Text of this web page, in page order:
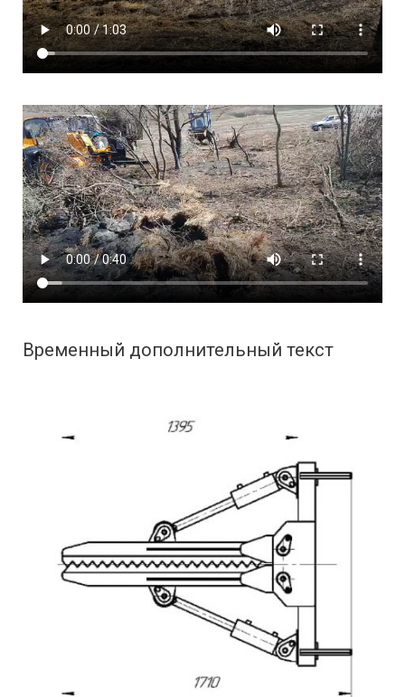
Временный дополнительный текст